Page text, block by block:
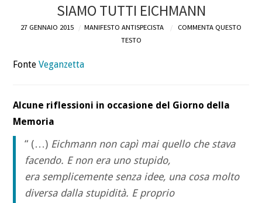
ACQUISTALO
CHI
CONTATTI
SIAMO TUTTI EICHMANN
27 GENNAIO 2015 MANIFESTO ANTISPECISTA
COMMENTA QUESTO
TESTO
FonteVeganzetta
Alcune riflessioni in occasione del Giorno della
Memoria
“ (…) Eichmann non capì mai quello che stava
facendo. E non era uno stupido,
era semplicemente senza idee, una cosa molto
diversa dalla stupidità. E proprio